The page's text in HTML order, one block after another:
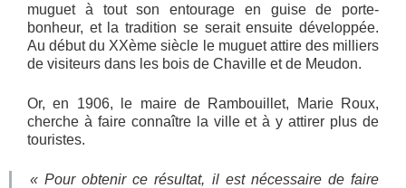
muguet à tout son entourage en guise de porte-
bonheur, et la tradition se serait ensuite développée.
Au début du XXème siècle le muguet attire des milliers
de visiteurs dans les bois de Chaville et de Meudon.
Or, en 1906, le maire de Rambouillet, Marie Roux,
cherche à faire connaître la ville et à y attirer plus de
touristes.
« Pour obtenir ce résultat, il est nécessaire de faire